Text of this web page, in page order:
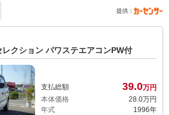
提供：
クション パワステエアコンPW付
支払総額 39.0万円
本体価格
28. 0万円
年式
1996年